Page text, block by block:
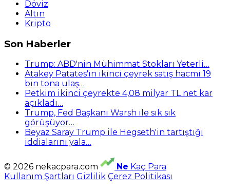
Döviz
Altın
Kripto
Son Haberler
Trump: ABD'nin Mühimmat Stokları Yeterli…
Atakey Patates'in ikinci çeyrek satış hacmi 19
bin tona ulaş…
Petkim ikinci çeyrekte 4,08 milyar TL net kar
açıkladı…
Trump, Fed Başkanı Warsh ile sık sık
görüşüyor…
Beyaz Saray Trump ile Hegseth'in tartıştığı
iddialarını yala…
© 2026 nekacpara.com Ne Kaç Para
Kullanım Şartları Gizlilik Çerez Politikası